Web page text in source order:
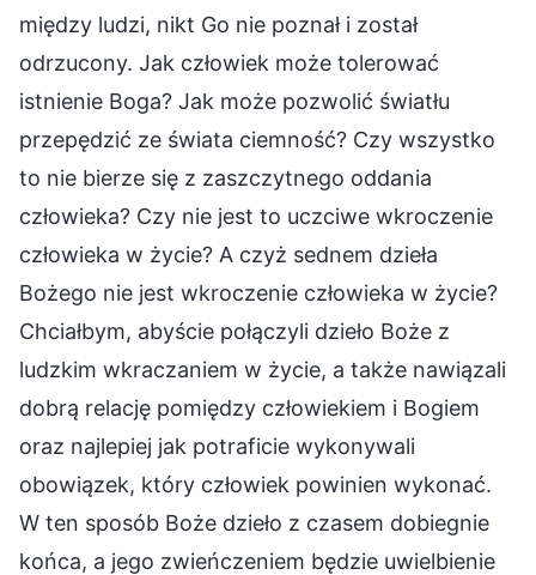
między ludzi, nikt Go nie poznał i został
odrzucony. Jak człowiek może tolerować
istnienie Boga? Jak może pozwolić światłu
przepędzić ze świata ciemność? Czy wszystko
to nie bierze się z zaszczytnego oddania
człowieka? Czy nie jest to uczciwe wkroczenie
człowieka w życie? A czyż sednem dzieła
Bożego nie jest wkroczenie człowieka w życie?
Chciałbym, abyście połączyli dzieło Boże z
ludzkim wkraczaniem w życie, a także nawiązali
dobrą relację pomiędzy człowiekiem i Bogiem
oraz najlepiej jak potraficie wykonywali
obowiązek, który człowiek powinien wykonać.
W ten sposób Boże dzieło z czasem dobiegnie
końca, a jego zwieńczeniem będzie uwielbienie